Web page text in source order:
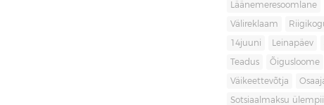
Läänemeresoomlane
Välireklaam
14juuni Leinapäev
Teadus Õigusloome
Väikeettevõtja
Sotsiaalmaksu